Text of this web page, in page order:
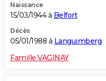
Naissance
15/03/1944 à Belfort
Décès
05/01/1988 à Languimberg
Famille VAGINAY